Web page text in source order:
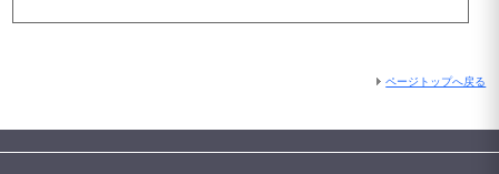
ページトップへ戻る